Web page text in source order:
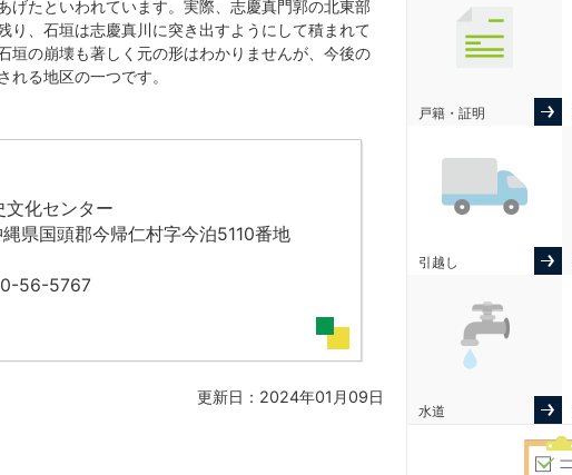
げたといわれています。実際、志慶真門郭の北東部
り、石垣は志慶真川に突き出すようにして積まれて
垣の崩壊も著しく元の形はわかりませんが、今後の
れる地区の一つです。
文化センター
県国頭郡今帰仁村字今泊5110番地
56-5767
更新日：2024年01月09日
戸籍・証明
引越し
水道